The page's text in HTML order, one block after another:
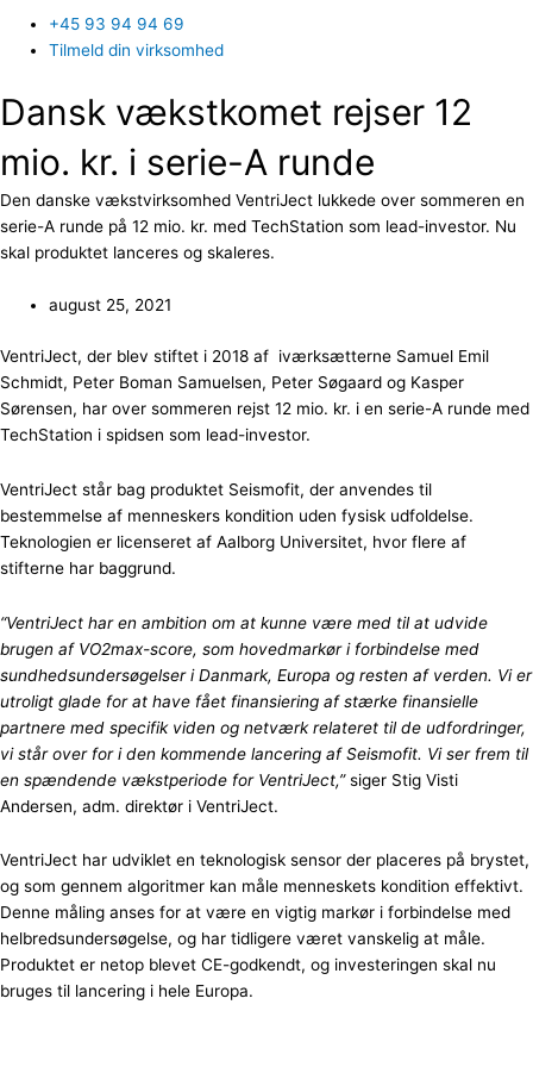
+45 93 94 94 69
Tilmeld din virksomhed
Dansk vækstkomet rejser 12
mio. kr. i serie-A runde
Den danske vækstvirksomhed VentriJect lukkede over sommeren en
serie-A runde på 12 mio. kr. med TechStation som lead-investor. Nu
skal produktet lanceres og skaleres.
august 25, 2021
VentriJect, der blev stiftet i 2018 af iværksætterne Samuel Emil
Schmidt, Peter Boman Samuelsen, Peter Søgaard og Kasper
Sørensen, har over sommeren rejst 12 mio. kr. i en serie-A runde med
TechStation i spidsen som lead-investor.
VentriJect står bag produktet Seismofit, der anvendes til
bestemmelse af menneskers kondition uden fysisk udfoldelse.
Teknologien er licenseret af Aalborg Universitet, hvor flere af
stifterne har baggrund.
“VentriJect har en ambition om at kunne være med til at udvide
brugen af VO2max-score, som hovedmarkør i forbindelse med
sundhedsundersøgelser i Danmark, Europa og resten af verden. Vi er
utroligt glade for at have fået finansiering af stærke finansielle
partnere med specifik viden og netværk relateret til de udfordringer,
vi står over for i den kommende lancering af Seismofit. Vi ser frem til
en spændende vækstperiode for VentriJect,”siger Stig Visti
Andersen, adm. direktør i VentriJect.
VentriJect har udviklet en teknologisk sensor der placeres på brystet,
og som gennem algoritmer kan måle menneskets kondition effektivt.
Denne måling anses for at være en vigtig markør i forbindelse med
helbredsundersøgelse, og har tidligere været vanskelig at måle.
Produktet er netop blevet CE-godkendt, og investeringen skal nu
bruges til lancering i hele Europa.